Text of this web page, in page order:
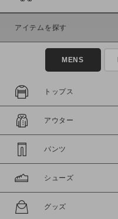
商品タイプ
通常商品
在庫
在庫あり
アイテムを探す
MENS
トップス
アウター
パンツ
シューズ
グッズ